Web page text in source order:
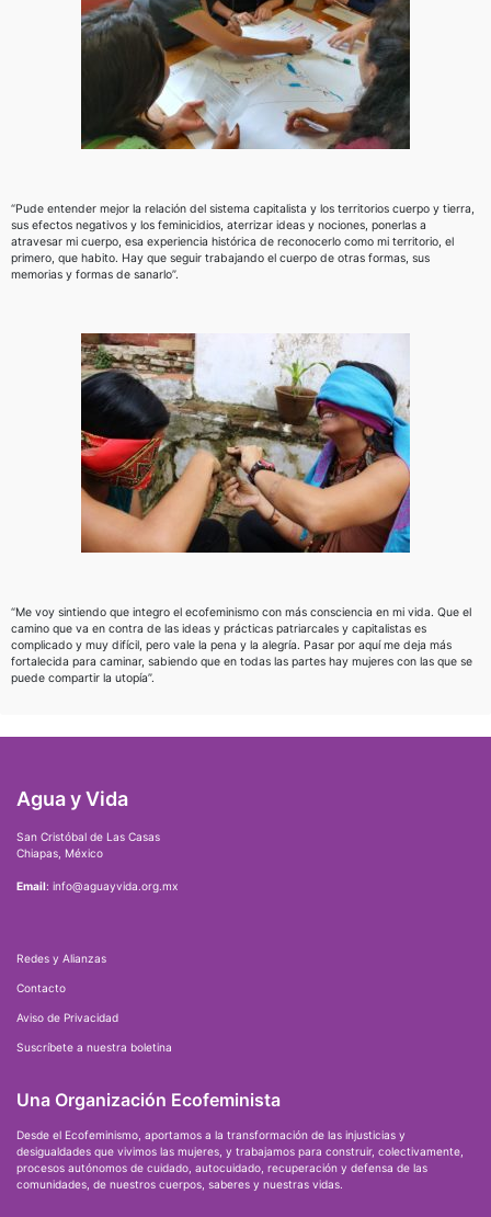
“Pude entender mejor la relación del sistema capitalista y los territorios cuerpo y tierra,
sus efectos negativos y los feminicidios, aterrizar ideas y nociones, ponerlas a
atravesar mi cuerpo, esa experiencia histórica de reconocerlo como mi territorio, el
primero, que habito. Hay que seguir trabajando el cuerpo de otras formas, sus
memorias y formas de sanarlo”.
“Me voy sintiendo que integro el ecofeminismo con más consciencia en mi vida. Que el
camino que va en contra de las ideas y prácticas patriarcales y capitalistas es
complicado y muy difícil, pero vale la pena y la alegría. Pasar por aquí me deja más
fortalecida para caminar, sabiendo que en todas las partes hay mujeres con las que se
puede compartir la utopía”.
Agua y Vida
San Cristóbal de Las Casas
Chiapas, México
Email: info@aguayvida.org.mx
Redes y Alianzas
Contacto
Aviso de Privacidad
Suscríbete a nuestra boletina
Una Organización Ecofeminista
Desde el Ecofeminismo, aportamos a la transformación de las injusticias y
desigualdades que vivimos las mujeres, y trabajamos para construir, colectivamente,
procesos autónomos de cuidado, autocuidado, recuperación y defensa de las
comunidades, de nuestros cuerpos, saberes y nuestras vidas.